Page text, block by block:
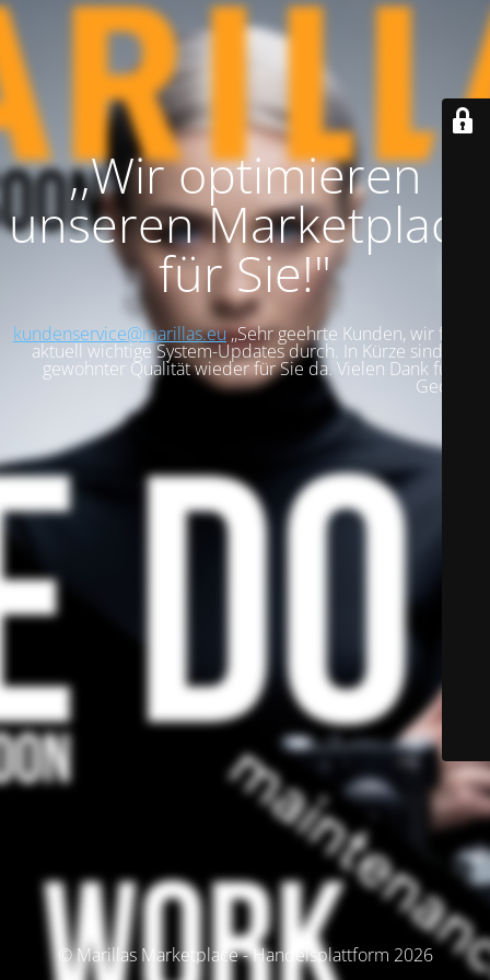
,,Wir optimieren
unseren Marketplace
für Sie!"
kundenservice@marillas.eu,,Sehr geehrte Kunden, wir führen
aktuell wichtige System-Updates durch. In Kürze sind wir in
gewohnter Qualität wieder für Sie da. Vielen Dank für Ihre
Geduld!".
© Marillas Marketplace - Handelsplattform 2026